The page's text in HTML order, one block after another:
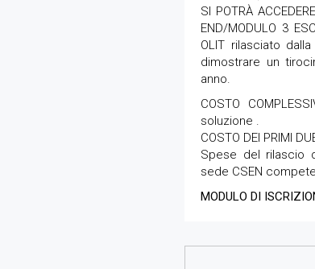
SI POTRÀ
END/MODULO 3
OLIT rilasciato
dimostrare un
anno.
COSTO
soluzione .
COSTO DEI PRIMI
Spese del rilascio
sede CSEN
MODULO DI